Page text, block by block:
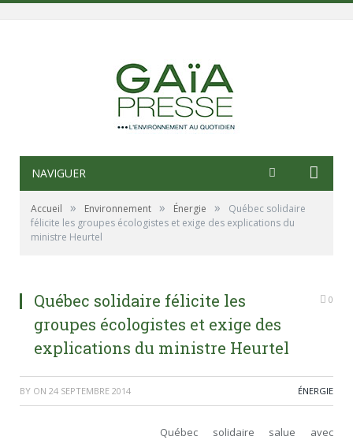
NAVIGUER
Accueil » Environnement » Énergie »
Québec solidaire
félicite les groupes écologistes et exige des explications du
ministre Heurtel
Québec solidaire félicite les
groupes écologistes et exige des
explications du ministre Heurtel
0
BY ON 24 SEPTEMBRE 2014 ÉNERGIE
Québec solidaire salue avec